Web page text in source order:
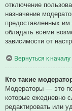
отключение
назначение
предоставленных
обладать всеми
зависимости от
Вернуться к началу
Кто такие
Модераторы — это
которые ежедневно
редактировать или